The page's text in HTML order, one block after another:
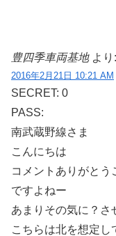
豊四季車両基地 より:
2016年2月21日 10:21 AM
SECRET: 0
PASS:
南武蔵野線さま
こんにちは
コメントありがとう
ですよねー
あまりその気に？さ
こちらは北を想定し